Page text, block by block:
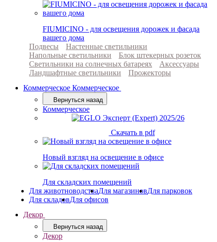
FIUMICINO - для освещения дорожек и фасада
вашего дома
Подвесы
Настенные светильники
Напольные светильники
Блок штекерных розеток
Светильники на солнечных батареях
Аксессуары
Ландшафтные светильники
Прожекторы
Коммерческое Коммерческое
Вернуться назад
Коммерческое
Скачать в pdf
Новый взгляд на освещение в офисе
Для складских помещений
Для животноводстваДля магазиновДля парковок
Для складовДля офисов
Декор
Вернуться назад
Декор